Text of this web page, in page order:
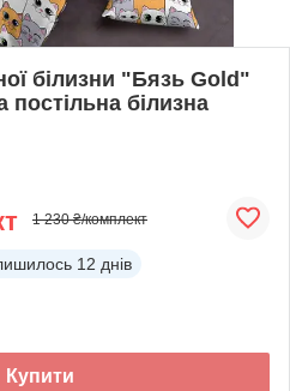
білизни "Бязь Gold"
постільна білизна
1 230 ₴/комплект
12 днів
Купити